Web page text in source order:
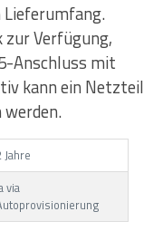
Verfügung,
Anschluss mit
kann ein Netzteil
Jahre
via